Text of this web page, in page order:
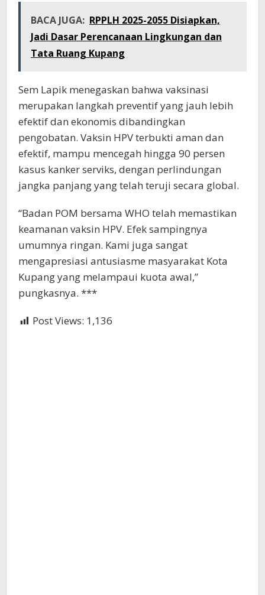
BACA JUGA: RPPLH 2025-2055 Disiapkan,
Jadi Dasar Perencanaan Lingkungan dan
Tata Ruang Kupang
Sem Lapik menegaskan bahwa vaksinasi
merupakan langkah preventif yang jauh lebih
efektif dan ekonomis dibandingkan
pengobatan. Vaksin HPV terbukti aman dan
efektif, mampu mencegah hingga 90 persen
kasus kanker serviks, dengan perlindungan
jangka panjang yang telah teruji secara global.
“Badan POM bersama WHO telah memastikan
keamanan vaksin HPV. Efek sampingnya
umumnya ringan. Kami juga sangat
mengapresiasi antusiasme masyarakat Kota
Kupang yang melampaui kuota awal,”
pungkasnya. ***
Post Views: 1,136